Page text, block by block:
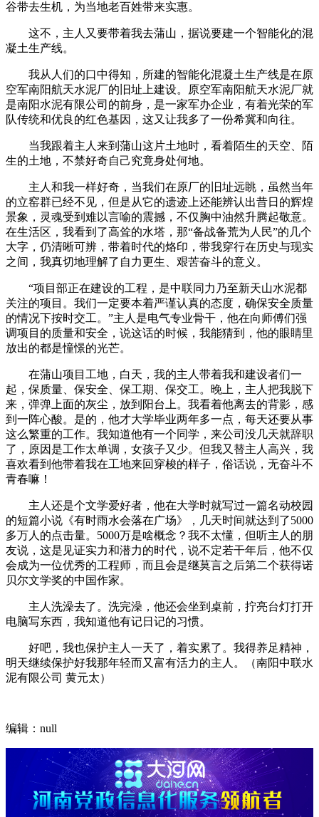
谷带去生机，为当地老百姓带来实惠。
这不，主人又要带着我去蒲山，据说要建一个智能化的混
凝土生产线。
我从人们的口中得知，所建的智能化混凝土生产线是在原
空军南阳航天水泥厂的旧址上建设。原空军南阳航天水泥厂就
是南阳水泥有限公司的前身，是一家军办企业，有着光荣的军
队传统和优良的红色基因，这又让我多了一份希冀和向往。
当我跟着主人来到蒲山这片土地时，看着陌生的天空、陌
生的土地，不禁好奇自己究竟身处何地。
主人和我一样好奇，当我们在原厂的旧址远眺，虽然当年
的立窑群已经不见，但是从它的遗迹上还能辨认出昔日的辉煌
景象，灵魂受到难以言喻的震撼，不仅胸中油然升腾起敬意。
在生活区，我看到了高耸的水塔，那“备战备荒为人民”的几个
大字，仍清晰可辨，带着时代的烙印，带我穿行在历史与现实
之间，我真切地理解了自力更生、艰苦奋斗的意义。
“项目部正在建设的工程，是中联同力乃至新天山水泥都
关注的项目。我们一定要本着严谨认真的态度，确保安全质量
的情况下按时交工。”主人是电气专业骨干，他在向师傅们强
调项目的质量和安全，说这话的时候，我能猜到，他的眼睛里
放出的都是憧憬的光芒。
在蒲山项目工地，白天，我的主人带着我和建设者们一
起，保质量、保安全、保工期、保交工。晚上，主人把我脱下
来，弹弹上面的灰尘，放到阳台上。我看着他离去的背影，感
到一阵心酸。是的，他才大学毕业两年多一点，每天还要从事
这么繁重的工作。我知道他有一个同学，来公司没几天就辞职
了，原因是工作太单调，女孩子又少。但我又替主人高兴，我
喜欢看到他带着我在工地来回穿梭的样子，俗话说，无奋斗不
青春嘛！
主人还是个文学爱好者，他在大学时就写过一篇名动校园
的短篇小说《有时雨水会落在广场》，几天时间就达到了5000
多万人的点击量。5000万是啥概念？我不太懂，但听主人的朋
友说，这是见证实力和潜力的时代，说不定若干年后，他不仅
会成为一位优秀的工程师，而且会是继莫言之后第二个获得诺
贝尔文学奖的中国作家。
主人洗澡去了。洗完澡，他还会坐到桌前，拧亮台灯打开
电脑写东西，我知道他有记日记的习惯。
好吧，我也保护主人一天了，着实累了。我得养足精神，
明天继续保护好我那年轻而又富有活力的主人。（南阳中联水
泥有限公司 黄元太）
编辑：null